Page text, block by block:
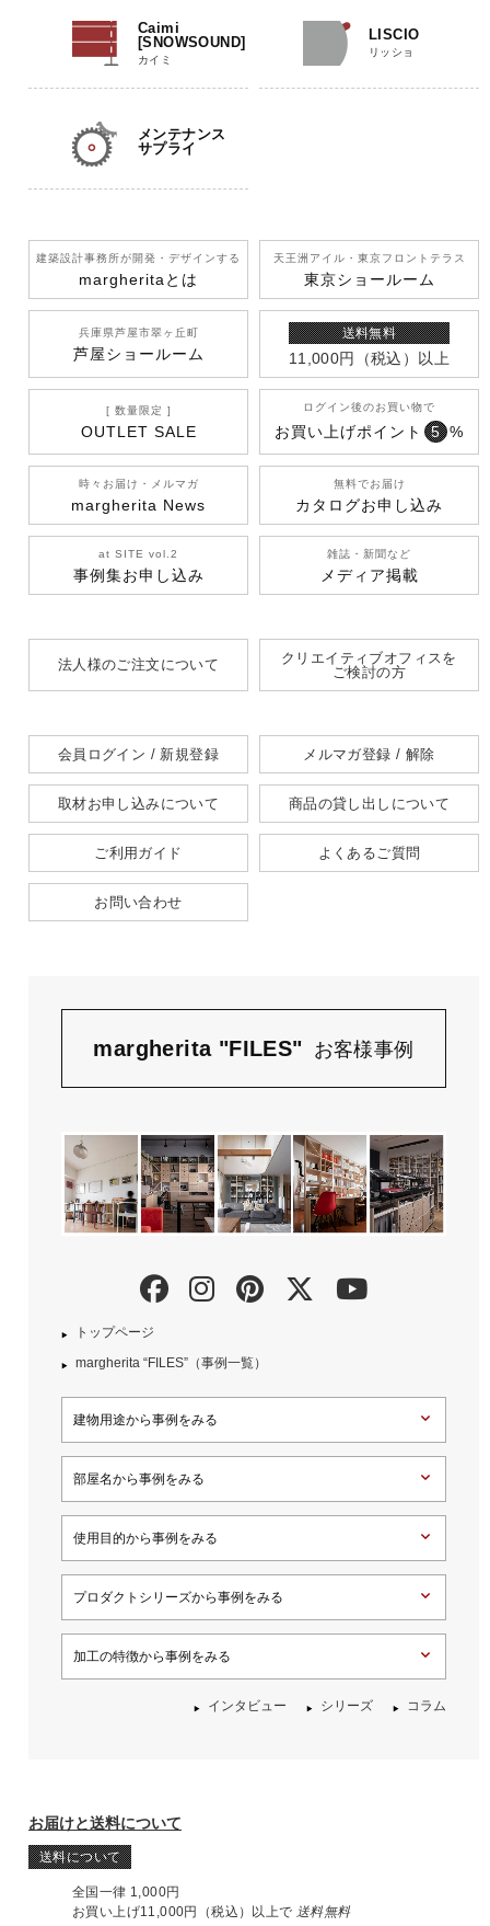
Caimi
[SNOWSOUND]
カイミ
LISCIO
リッショ
メンテナンス
サプライ
建築設計事務所が開発 ・デザインする
margherita とは
天王洲アイル ・東京フロントテラス
東京ショールーム
兵庫県芦屋市翠ヶ丘町
芦屋ショールーム
送料無料
11,000円 （税込） 以上
[ 数量限定 ]
OUTLET SALE
ログイン後のお買い物で
お買い上げポイント 5 %
時々お届け・メルマガ
margherita News
無料でお届け
カタログお申し込み
at SITE vol.2
事例集お申し込み
雑誌・新聞など
メディア掲載
法人様のご注文について
クリエイティブオフィスを
ご検討の方
会員ログイン / 新規登録 メルマガ登録 / 解除
取材お申し込みについて 商品の貸し出しについて
ご利用ガイド よくあるご質問
お問い合わせ
margherita "FILES" お客様事例
トップページ
margherita “FILES”（事例一覧）
建物用途から事例をみる
部屋名から事例をみる
使用目的から事例をみる
プロダクトシリーズから事例をみる
加工の特徴から事例をみる
インタビュー シリーズ コラム
お届けと送料について
送料について
全国一律 1,000円
お買い上げ11,000円（税込）以上で 送料無料